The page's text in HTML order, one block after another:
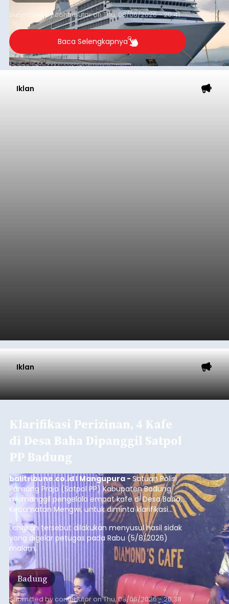
balitribune.co.id I Tabanan -Badan Anggaran
(Banggar) DPRD Tabanan mendesak pemerintah
daerah setempat untuk melakukan optimalisasi
Pendapatan Asli Daerah (PAD) pada tahun
anggaran 2027.
Optimalisasi penerimaan dari sisi PAD itu dirasa
perlu karena APBD Tabanan pada 2027 diproyeksi
akibat pemangkasan dana Transfer Ke Luar
Iklan
Diduga Ilegal, Satpol PP
Hentikan Aktivitas
Pengerukan Lahan di
Temukus